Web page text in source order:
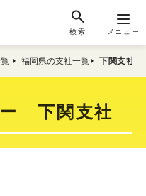
検索 メニュー
福岡県の支社一覧 下関支社
下関支社